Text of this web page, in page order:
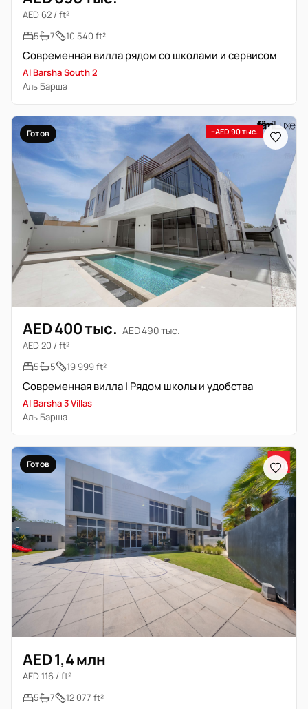
AED 62 / ft²
5
7 10 540 ft²
Современная вилла рядом со школами и сервисом
Al Barsha South 2
Аль Барша
Готов −AED 90 тыс.
AED 400 тыс. AED 490 тыс.
AED 20 / ft²
5
5 19 999 ft²
Современная вилла | Рядом школы и удобства
Al Barsha 3 Villas
Аль Барша
Готов
AED 1,4 млн
AED 116 / ft²
5
7 12 077 ft²